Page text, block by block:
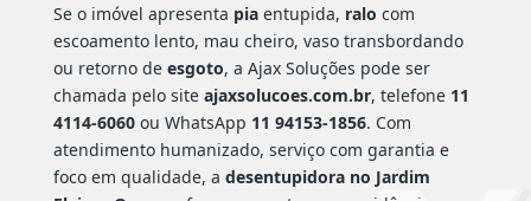
Se o imóvel apresenta piaentupida, ralo com
escoamento lento, mau cheiro, vaso transbordando
ou retorno de esgoto, a Ajax Soluções pode ser
chamada pelo site ajaxsolucoes.com.br, telefone 11
4114-6060ou WhatsApp 11 94153-1856. Com
atendimento humanizado, serviço com garantia e
foco em qualidade, a desentupidora no Jardim